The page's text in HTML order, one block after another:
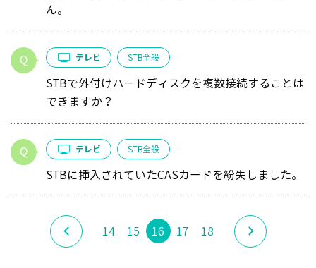
ん。
テレビ STB全般
STBで外付けハードディスクを複数接続することは
できますか？
テレビ STB全般
STBに挿入されていたCASカードを紛失しました。
14 15 16 17 18